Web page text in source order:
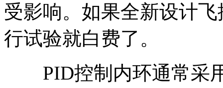
受影响。如果全新设计
行试验就白费了。
PID控制内环通常采用